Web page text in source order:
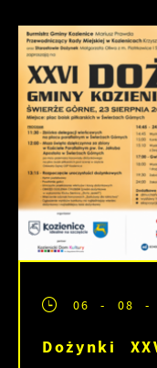
06 - 08 -
Dożynki